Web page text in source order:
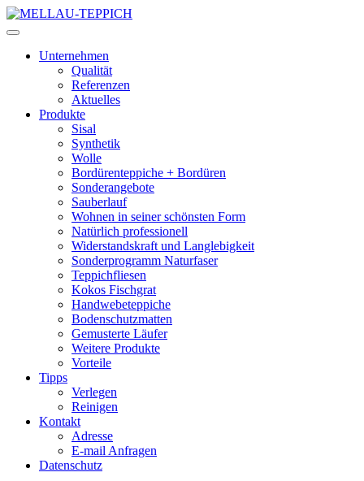
Unternehmen
Qualität
Referenzen
Aktuelles
Produkte
Sisal
Synthetik
Wolle
Bordürenteppiche + Bordüren
Sonderangebote
Sauberlauf
Wohnen in seiner schönsten Form
Natürlich professionell
Widerstandskraft und Langlebigkeit
Sonderprogramm Naturfaser
Teppichfliesen
Kokos Fischgrat
Handwebeteppiche
Bodenschutzmatten
Gemusterte Läufer
Weitere Produkte
Vorteile
Tipps
Verlegen
Reinigen
Kontakt
Adresse
E-mail Anfragen
Datenschutz